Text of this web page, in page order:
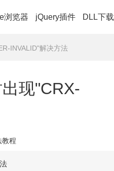
浏览器 jQuery插件 DLL下载
INVALID"解决方法
现"CRX-
教程